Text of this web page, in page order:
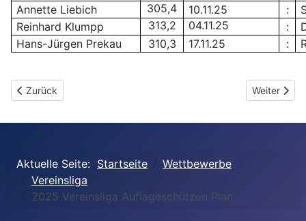
Annette Liebich
305,4 10.11.25 :
Reinhard Klumpp
313,2 04.11.25 :
Hans-Jürgen Prekau
310,3 17.11.25 :
Vorheriger Beitrag: 2025 Vereinsliga, Finalschießen
Zurück Nächster
Weiter
Aktuelle Seite: Startseite
Wettbewerbe
Vereinsliga
2025 Vereinsliga Auflageschützen Plan